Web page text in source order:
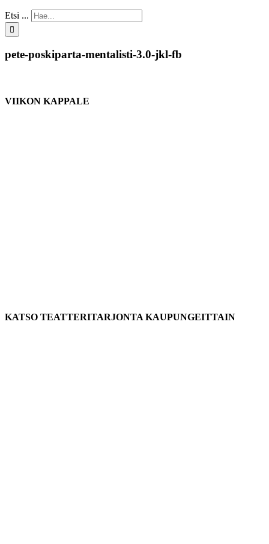
Etsi ...
pete-poskiparta-mentalisti-3.0-jkl-fb
VIIKON KAPPALE
KATSO TEATTERITARJONTA KAUPUNGEITTAIN